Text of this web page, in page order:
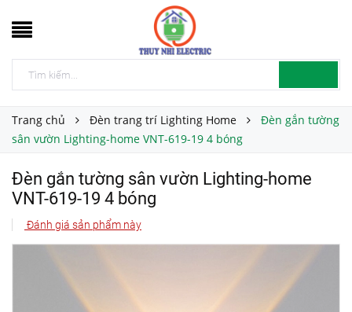
Trang chủ Đèn trang trí Lighting Home
Đèn gắn tường
sân vườn Lighting-home VNT-619-19 4 bóng
Đèn gắn tường sân vườn Lighting-home
VNT-619-19 4 bóng
Đánh giá sản phẩm này